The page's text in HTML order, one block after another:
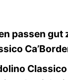
passen gut
Classico